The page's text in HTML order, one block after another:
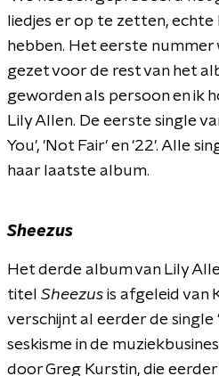
liedjes er op te zetten,
hebben. Het eerste
gezet voor de rest van het
geworden als persoon en ik
Lily Allen. De eerste single
You', 'Not Fair' en '22'. Alle
haar laatste album.
Sheezus
Het derde album van Lily
titel Sheezus is afgeleid van
verschijnt al eerder de
seskisme in de
door Greg Kurstin, die